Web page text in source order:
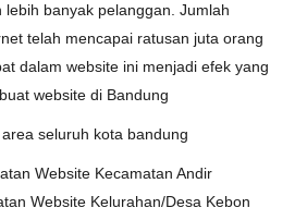
lebih banyak pelanggan. Jumlah
telah mencapai ratusan juta orang
dalam website ini menjadi efek yang
website di Bandung
seluruh kota bandung
Website Kecamatan Andir
Website Kelurahan/Desa Kebon